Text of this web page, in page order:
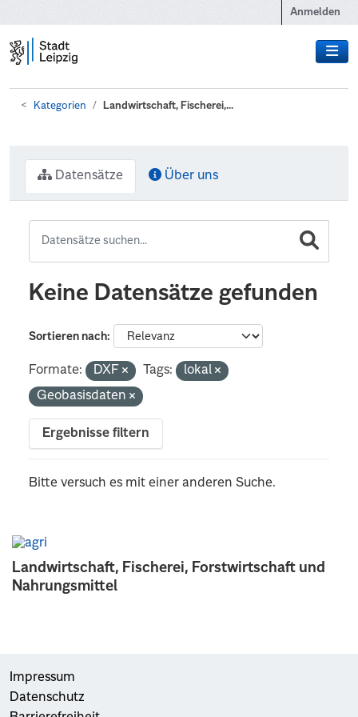
Anmelden
Kategorien Landwirtschaft, Fischerei,...
Landwirtschaft, Fischerei, Forstwirtschaft und
Nahrungsmittel
Datensätze Über uns
Keine Datensätze gefunden
Sortieren nach
Formate: DXF Tags:
lokal
Geobasisdaten
Ergebnisse filtern
Bitte versuch es mit einer anderen Suche.
Impressum
Datenschutz